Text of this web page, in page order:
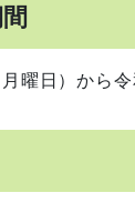
曜日）から